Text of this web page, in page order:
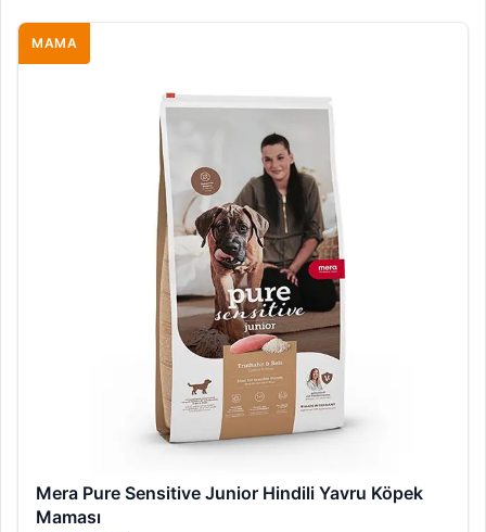
MAMA
Mera Pure Sensitive Junior Hindili Yavru Köpek
Maması